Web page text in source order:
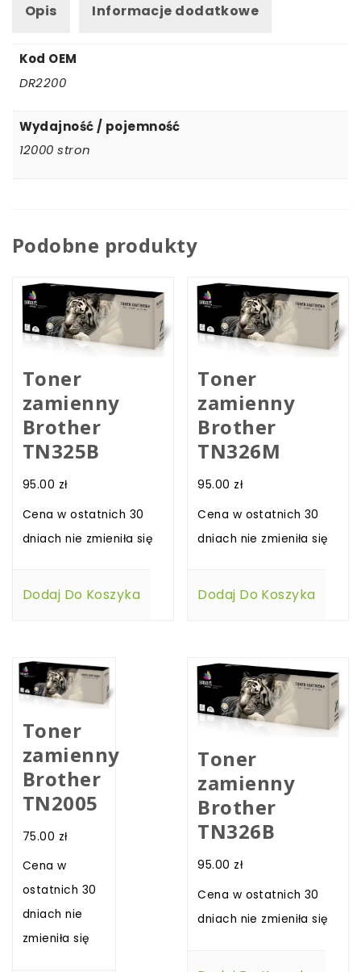
Opis
Informacje dodatkowe
Kod OEM
DR2200
Wydajność / pojemność
12000 stron
Podobne produkty
Toner
zamienny
Brother
TN325B
95.00 zł
Cena w ostatnich 30
dniach nie zmieniła się
Dodaj Do Koszyka
Toner
zamienny
Brother
TN326M
95.00 zł
Cena w ostatnich 30
dniach nie zmieniła się
Dodaj Do Koszyka
Toner
zamienny
Brother
TN2005
75.00 zł
Cena w
ostatnich 30
dniach nie
zmieniła się
Toner
zamienny
Brother
TN326B
95.00 zł
Cena w ostatnich 30
dniach nie zmieniła się